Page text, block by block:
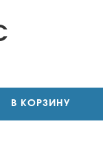
В КОРЗИНУ